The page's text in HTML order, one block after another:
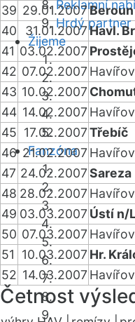
Reklamní
Hrdý partner
Žijeme
Fanzóna
39 29.01.2007 Beroun
40
31.01.2007Havl.
41 03.02.2007
42 07.02.2007 Havířov
43 10.02.2007
44 14.02.2007 Havířov
45 17.02.2007Třebíč
46 21.02.2007 Havířov
47 24.02.2007Sareza
48 28.02.2007 Havířov
49 03.03.2007 Ústí n/
50 07.03.2007 Havířov
51
10.03.2007 Hr.
52 14.03.2007 Havířov
Četnost